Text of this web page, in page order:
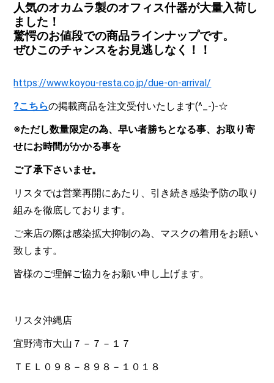
人気のオカムラ製のオフィス什器が大量入荷し
ました！
驚愕のお値段での商品ラインナップです。
ぜひこのチャンスをお見逃しなく！！
https://www.koyou-resta.co.jp/due-on-arrival/
?こちらの掲載商品を注文受付いたします(^_-)-☆
※ただし数量限定の為、早い者勝ちとなる事、お取り寄
せにお時間がかかる事を
ご了承下さいませ。
リスタでは営業再開にあたり、引き続き感染予防の取り
組みを徹底しております。
ご来店の際は感染拡大抑制の為、マスクの着用をお願い
致します。
皆様のご理解ご協力をお願い申し上げます。
リスタ沖縄店
宜野湾市大山７－７－１７
ＴＥＬ０９８－８９８－１０１８